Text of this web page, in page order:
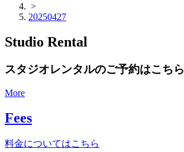
>
20250427
Studio Rental
スタジオレンタルのご予約はこちら
More
Fees
料金についてはこちら